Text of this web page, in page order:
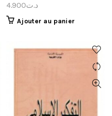
د.ت4.900
Ajouter au panier